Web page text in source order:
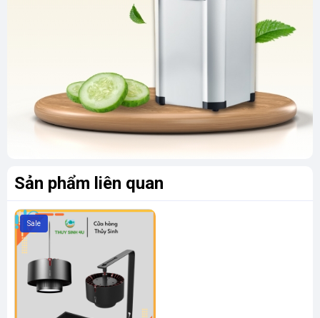
Sản phẩm liên quan
Sale